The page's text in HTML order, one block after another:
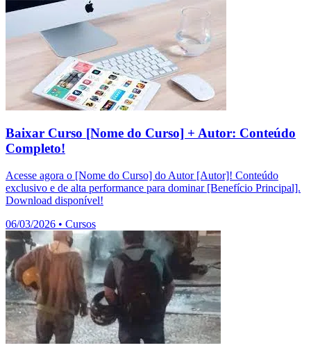
Baixar Curso [Nome do Curso] + Autor: Conteúdo
Completo!
Acesse agora o [Nome do Curso] do Autor [Autor]! Conteúdo
exclusivo e de alta performance para dominar [Benefício Principal].
Download disponível!
06/03/2026 • Cursos